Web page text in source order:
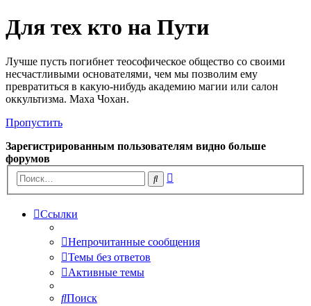
Для тех кто на Пути
Лучше пусть погибнет теософическое общество со своими
несчастливыми основателями, чем мы позволим ему
превратиться в какую-нибудь академию магии или салон
оккультизма. Маха Чохан.
Пропустить
Зарегистрированным пользователям видно больше
форумов
Поиск
Ссылки
Непрочитанные сообщения
Темы без ответов
Активные темы
Поиск